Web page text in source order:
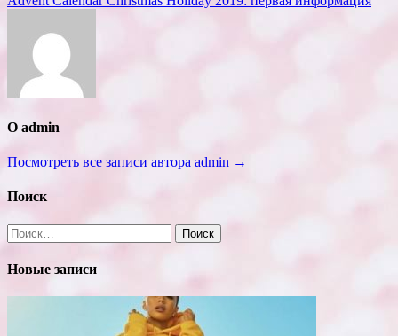
О admin
Посмотреть все записи автора admin →
Поиск
Найти:
Новые записи